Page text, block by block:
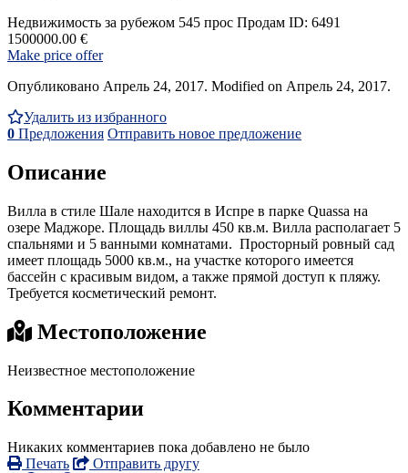
Недвижимость за рубежом 545 прос Продам ID: 6491
1500000.00 €
Make price offer
Опубликовано Апрель 24, 2017. Modified on Апрель 24, 2017.
Удалить из избранного
0 Предложения Отправить новое предложение
Описание
Вилла в стиле Шале находится в Испре в парке Quassa на
озере Маджоре. Площадь виллы 450 кв.м. Вилла располагает 5
спальнями и 5 ванными комнатами. Просторный ровный сад
имеет площадь 5000 кв.м., на участке которого имеется
бассейн с красивым видом, а также прямой доступ к пляжу.
Требуется косметический ремонт.
Местоположение
Неизвестное местоположение
Комментарии
Никаких комментариев пока добавлено не было
Печать
Отправить другу